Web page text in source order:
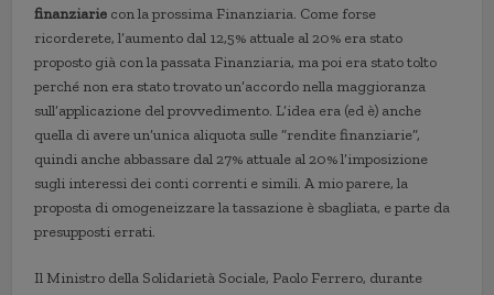
finanziarie con la prossima Finanziaria. Come forse
ricorderete, l’aumento dal 12,5% attuale al 20% era stato
proposto già con la passata Finanziaria, ma poi era stato tolto
perché non era stato trovato un’accordo nella maggioranza
sull’applicazione del provvedimento. L’idea era (ed è) anche
quella di avere un’unica aliquota sulle “rendite finanziarie”,
quindi anche abbassare dal 27% attuale al 20% l’imposizione
sugli interessi dei conti correnti e simili. A mio parere, la
proposta di omogeneizzare la tassazione è sbagliata, e parte da
presupposti errati.
Il Ministro della Solidarietà Sociale, Paolo Ferrero, durante